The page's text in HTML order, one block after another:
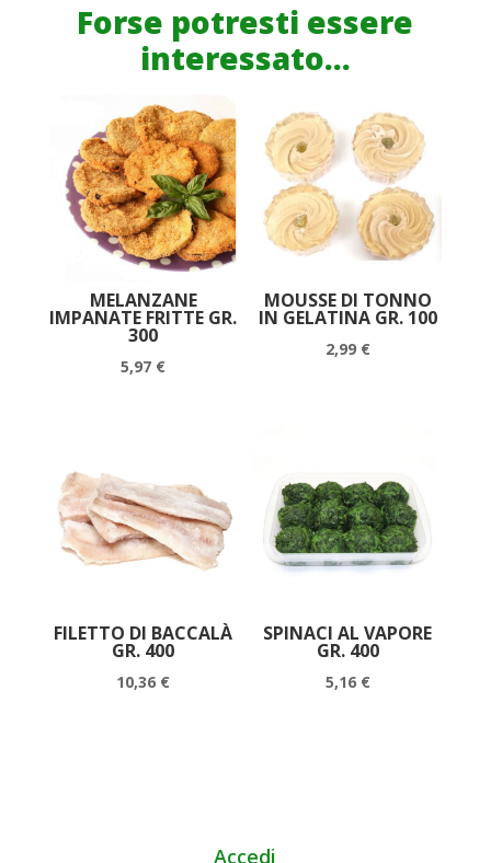
senza
Ferrari
90
quantità
Forse potresti essere
interessato...
MELANZANE
IMPANATE FRITTE GR.
300
5,97 €
MOUSSE DI TONNO
IN GELATINA GR. 100
2,99 €
FILETTO DI BACCALÀ
GR. 400
10,36 €
SPINACI AL VAPORE
GR. 400
5,16 €
Accedi